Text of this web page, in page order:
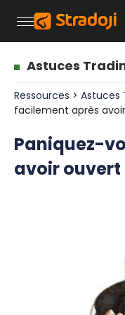
Astuces
Ressources > Astuces
facilement après
Paniquez-
avoir ouvert